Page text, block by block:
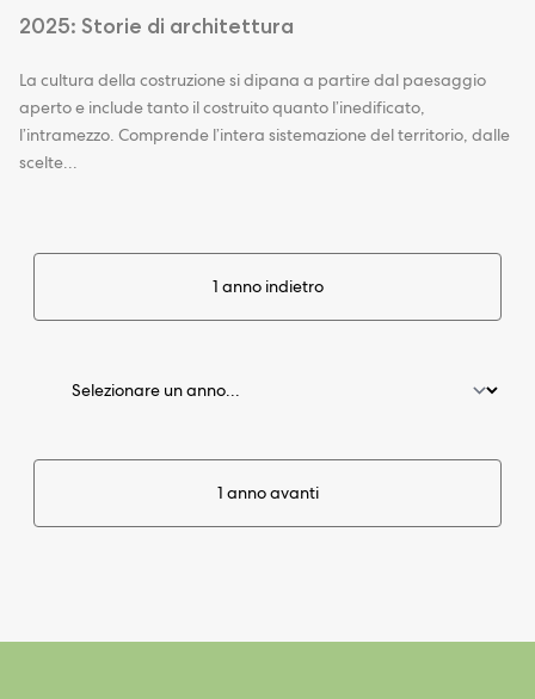
2025: Storie di architettura
La cultura della costruzione si dipana a partire dal paesaggio
aperto e include tanto il costruito quanto l’inedificato,
l’intramezzo. Comprende l’intera sistemazione del territorio, dalle
scelte...
1 anno indietro
1 anno avanti